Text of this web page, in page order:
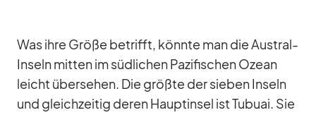
Was ihre Größe be­trifft, könnte man die Aus­tral-
In­seln mit­ten im süd­li­chen Pa­zi­fi­schen Ozean
leicht über­se­hen. Die größte der sie­ben In­seln
und gleich­zei­tig de­ren Haupt­in­sel ist Tu­buai. Sie